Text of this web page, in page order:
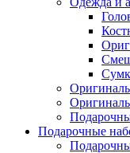
Подарочные